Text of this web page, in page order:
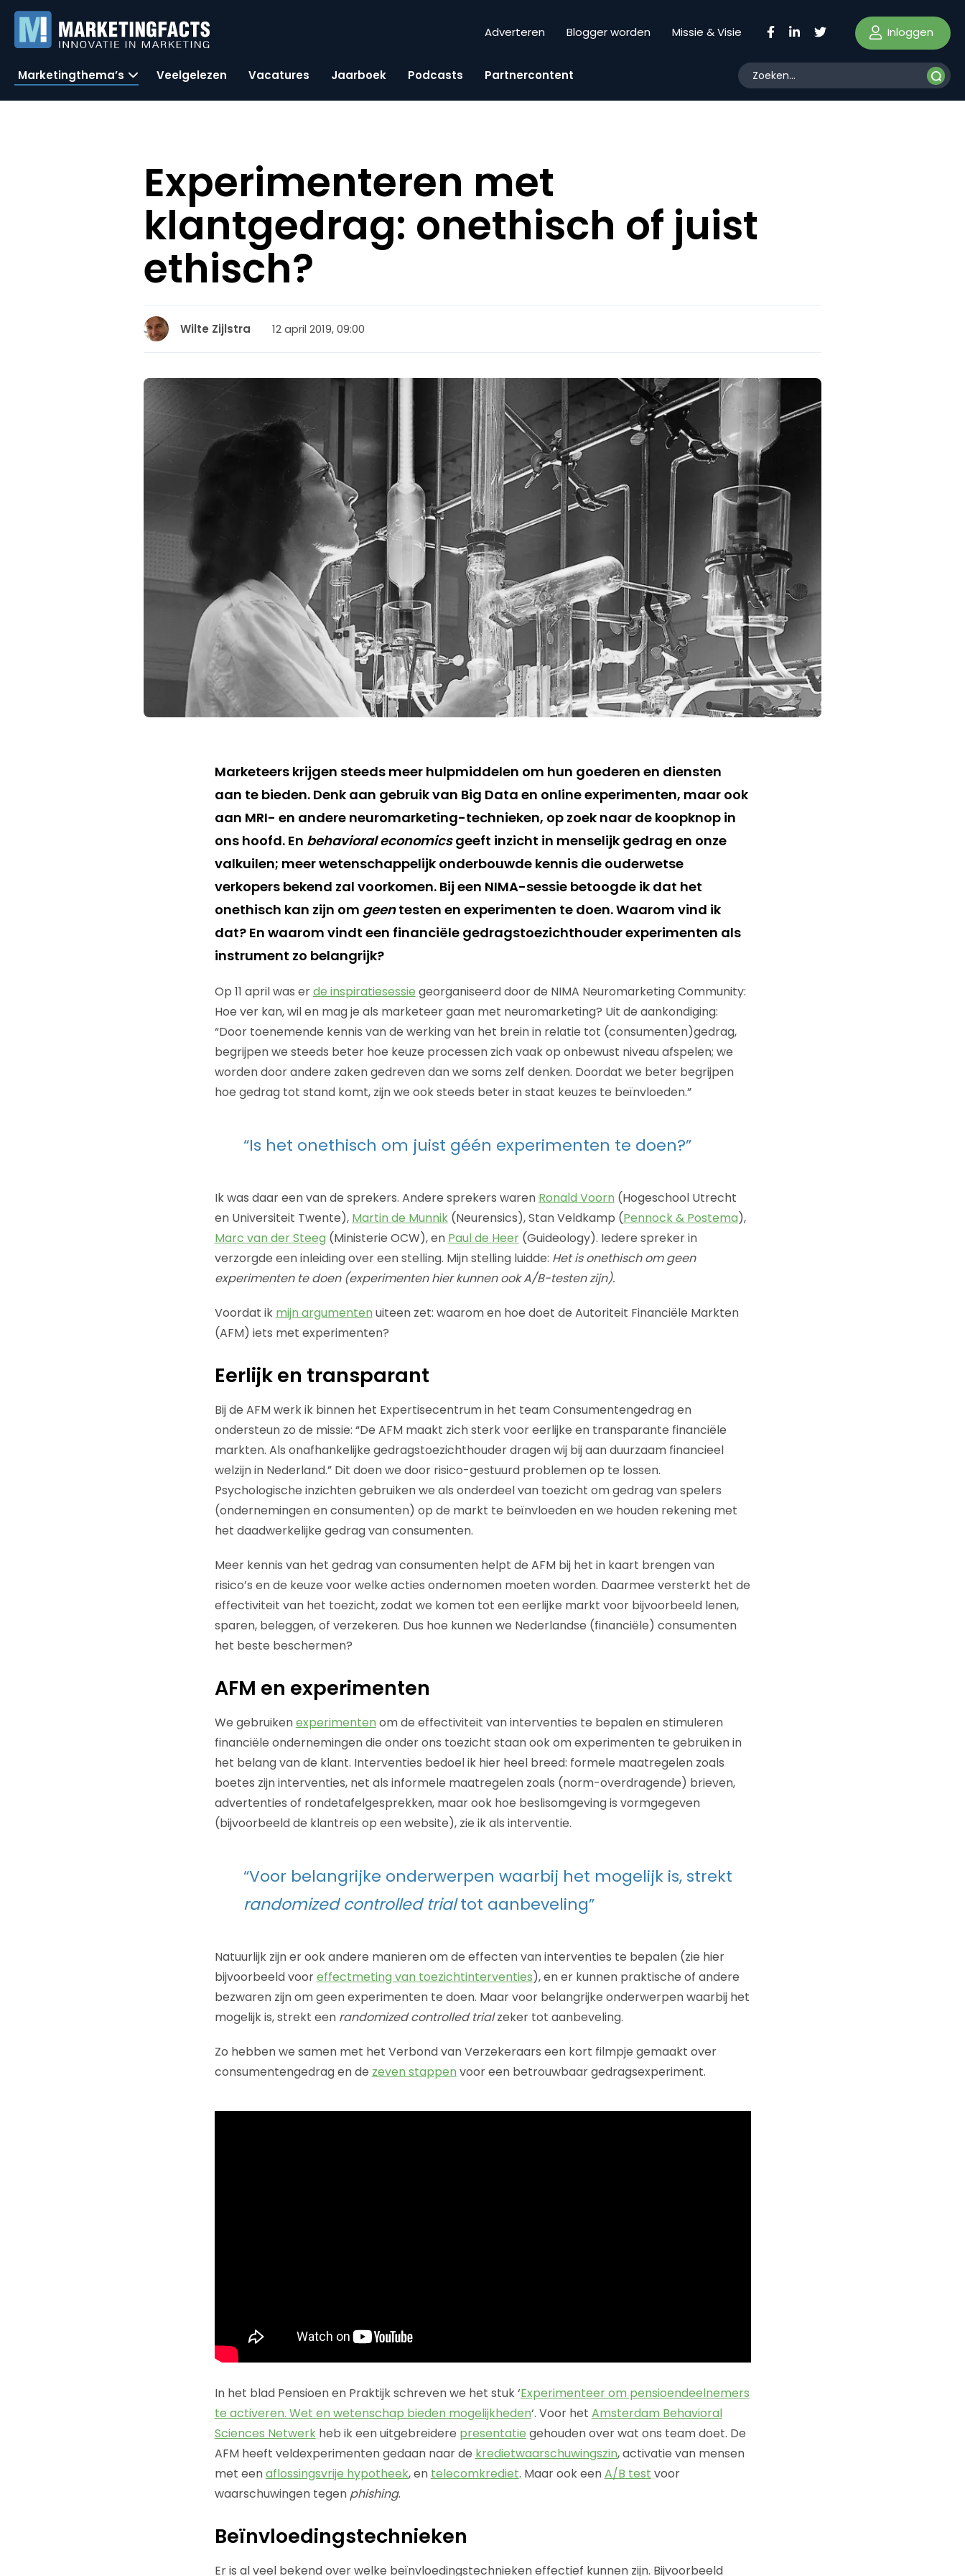
Adverteren Blogger worden Missie & Visie Inloggen
Marketingthema’s Veelgelezen Vacatures Jaarboek Podcasts Partnercontent
Experimenteren met
klantgedrag: onethisch of juist
ethisch?
Wilte Zijlstra 12 april 2019, 09:00
Marketeers krijgen steeds meer hulpmiddelen om hun goederen en diensten
aan te bieden. Denk aan gebruik van Big Data en online experimenten, maar ook
aan MRI- en andere neuromarketing-technieken, op zoek naar de koopknop in
ons hoofd. En behavioral economicsgeeft inzicht in menselijk gedrag en onze
valkuilen; meer wetenschappelijk onderbouwde kennis die ouderwetse
verkopers bekend zal voorkomen. Bij een NIMA-sessie betoogde ik dat het
onethisch kan zijn om geentesten en experimenten te doen. Waarom vind ik
dat? En waarom vindt een financiële gedragstoezichthouder experimenten als
instrument zo belangrijk?
Op 11 april was erde inspiratiesessie georganiseerd door de NIMA Neuromarketing Community:
Hoe ver kan, wil en mag je als marketeer gaan met neuromarketing? Uit de aankondiging:
“Door toenemende kennis van de werking van het brein in relatie tot (consumenten)gedrag,
begrijpen we steeds beter hoe keuze processen zich vaak op onbewust niveau afspelen; we
worden door andere zaken gedreven dan we soms zelf denken. Doordat we beter begrijpen
hoe gedrag tot stand komt, zijn we ook steeds beter in staat keuzes te beïnvloeden.”
“Is het onethisch om juist géén experimenten te doen?”
Ik was daar een van de sprekers. Andere sprekers waren Ronald Voorn (Hogeschool Utrecht
en Universiteit Twente), Martin de Munnik(Neurensics), Stan Veldkamp (Pennock & Postema),
Marc van der Steeg (Ministerie OCW), en Paul de Heer(Guideology). Iedere spreker in
verzorgde een inleiding over een stelling. Mijn stelling luidde: Het is onethisch om geen
experimenten te doen (experimenten hier kunnen ook A/B-testen zijn).
Voordat ik mijn argumenten uiteen zet: waarom en hoe doet de Autoriteit Financiële Markten
(AFM) iets met experimenten?
Eerlijk en transparant
Bij de AFM werk ik binnen het Expertisecentrum in het team Consumentengedrag en
ondersteun zo de missie: “De AFM maakt zich sterk voor eerlijke en transparante financiële
markten. Als onafhankelijke gedragstoezichthouder dragen wij bij aan duurzaam financieel
welzijn in Nederland.” Dit doen we door risico-gestuurd problemen op te lossen.
Psychologische inzichten gebruiken we als onderdeel van toezicht om gedrag van spelers
(ondernemingen en consumenten) op de markt te beïnvloeden en we houden rekening met
het daadwerkelijke gedrag van consumenten.
Meer kennis van het gedrag van consumenten helpt de AFM bij het in kaart brengen van
risico’s en de keuze voor welke acties ondernomen moeten worden. Daarmee versterkt het de
effectiviteit van het toezicht, zodat we komen tot een eerlijke markt voor bijvoorbeeld lenen,
sparen, beleggen, of verzekeren. Dus hoe kunnen we Nederlandse (financiële) consumenten
het beste beschermen?
AFM en experimenten
We gebruikenexperimenten om de effectiviteit van interventies te bepalen en stimuleren
financiële ondernemingen die onder ons toezicht staan ook om experimenten te gebruiken in
het belang van de klant. Interventies bedoel ik hier heel breed: formele maatregelen zoals
boetes zijn interventies, net als informele maatregelen zoals (norm-overdragende) brieven,
advertenties of rondetafelgesprekken, maar ook hoe beslisomgeving is vormgegeven
(bijvoorbeeld de klantreis op een website), zie ik als interventie.
“Voor belangrijke onderwerpen waarbij het mogelijk is, strekt
randomized controlled trialtot aanbeveling”
Natuurlijk zijn er ook andere manieren om de effecten van interventies te bepalen (zie hier
bijvoorbeeld vooreffectmeting van toezichtinterventies), en er kunnen praktische of andere
bezwaren zijn om geen experimenten te doen. Maar voor belangrijke onderwerpen waarbij het
mogelijk is, strekt een randomized controlled trialzeker tot aanbeveling.
Zo hebben we samen met het Verbond van Verzekeraars een kort filmpje gemaakt over
consumentengedrag en de zeven stappen voor een betrouwbaar gedragsexperiment.
In het blad Pensioen en Praktijk schreven we het stuk ‘Experimenteer om pensioendeelnemers
te activeren. Wet en wetenschap bieden mogelijkheden‘. Voor het Amsterdam Behavioral
Sciences Netwerkheb ik een uitgebreidere presentatie gehouden over wat ons team doet. De
AFM heeft veldexperimenten gedaan naar de kredietwaarschuwingszin, activatie van mensen
met eenaflossingsvrije hypotheek, en telecomkrediet. Maar ook eenA/B test voor
waarschuwingen tegen phishing.
Beïnvloedingstechnieken
Er is al veel bekend over welke beïnvloedingstechnieken effectief kunnen zijn. Bijvoorbeeld